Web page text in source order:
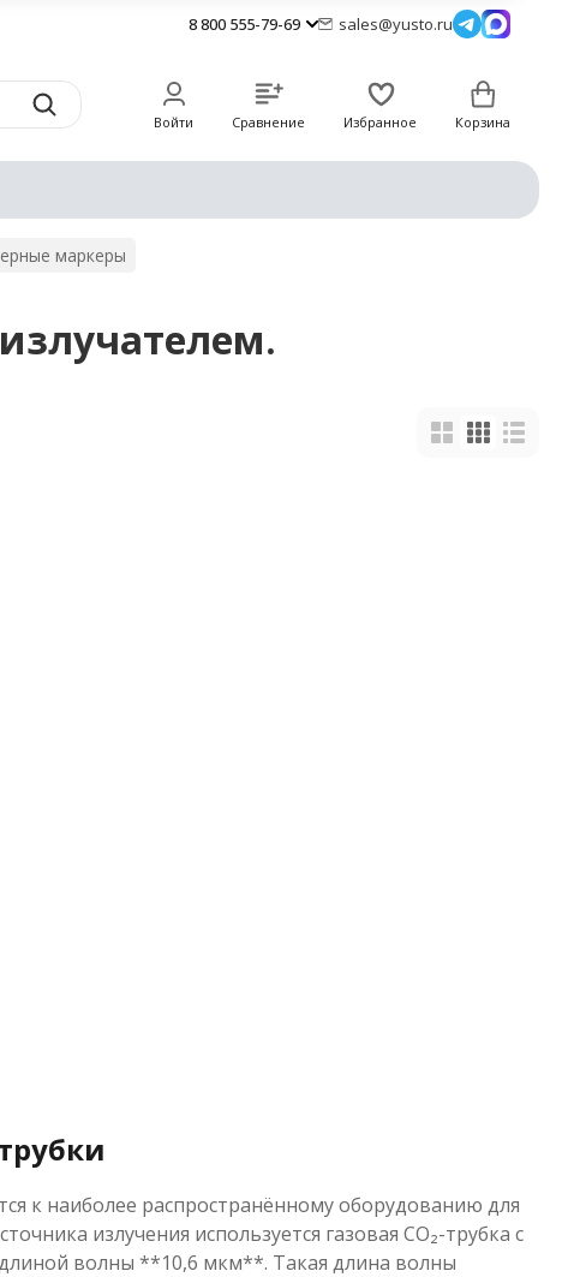
8 800 555-79-69 sales@yusto.ru
Войти Сравнение Избранное Корзина
маркеры
к наиболее распространённому оборудованию для
излучения используется газовая CO₂-трубка с
волны **10,6 мкм**. Такая длина волны